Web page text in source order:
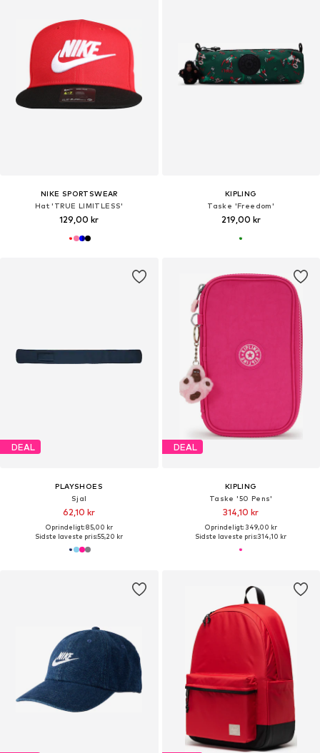
NIKE SPORTSWEAR
Hat 'TRUE LIMITLESS'
129,00 kr
KIPLING
Taske 'Freedom'
219,00 kr
DEAL
PLAYSHOES
Sjal
62,10 kr
Oprindeligt: 85,00 kr
Sidste laveste pris:55,20 kr
DEAL
KIPLING
Taske '50 Pens'
314,10 kr
Oprindeligt: 349,00 kr
Sidste laveste pris:314,10 kr